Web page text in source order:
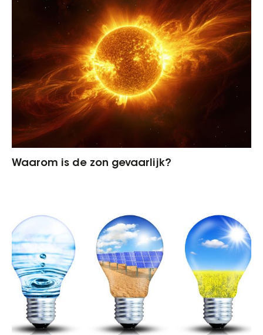
Waarom is de zon gevaarlijk?